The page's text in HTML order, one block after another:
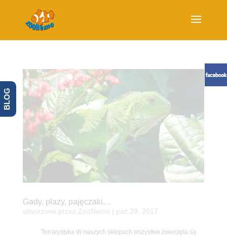
Gady, płazy, pajęczaki…
utworzone przez ZooNemo paź 29, 2017
Terrarystyka W naszych sklepach wszystkie zwierzęta są
BLOG